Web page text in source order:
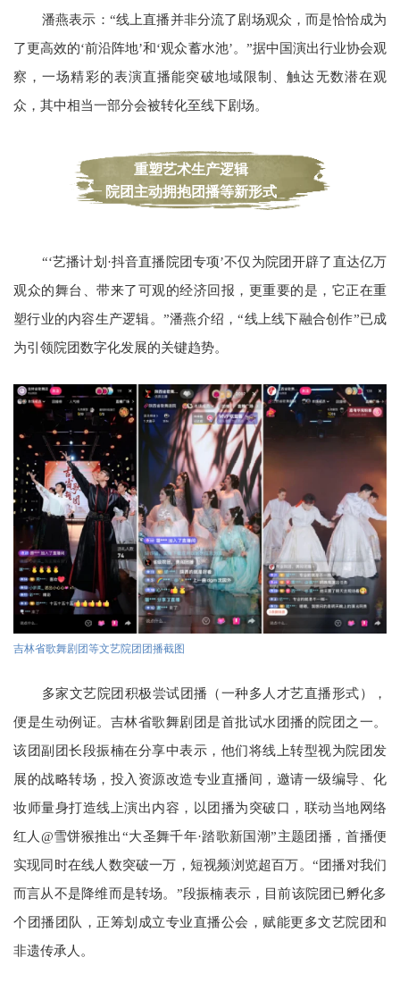
潘燕表示：“线上直播并非分流了剧场观众，而是恰恰成为
了更高效的‘前沿阵地’和‘观众蓄水池’。”据中国演出行业协会观
察，一场精彩的表演直播能突破地域限制、触达无数潜在观
众，其中相当一部分会被转化至线下剧场。
重塑艺术生产逻辑
院团主动拥抱团播等新形式
“‘艺播计划·抖音直播院团专项’不仅为院团开辟了直达亿万
观众的舞台、带来了可观的经济回报，更重要的是，它正在重
塑行业的内容生产逻辑。”潘燕介绍，“线上线下融合创作”已成
为引领院团数字化发展的关键趋势。
吉林省歌舞剧团等文艺院团团播截图
多家文艺院团积极尝试团播（一种多人才艺直播形式），
便是生动例证。吉林省歌舞剧团是首批试水团播的院团之一。
该团副团长段振楠在分享中表示，他们将线上转型视为院团发
展的战略转场，投入资源改造专业直播间，邀请一级编导、化
妆师量身打造线上演出内容，以团播为突破口，联动当地网络
红人@雪饼猴推出“大圣舞千年·踏歌新国潮”主题团播，首播便
实现同时在线人数突破一万，短视频浏览超百万。“团播对我们
而言从不是降维而是转场。”段振楠表示，目前该院团已孵化多
个团播团队，正筹划成立专业直播公会，赋能更多文艺院团和
非遗传承人。